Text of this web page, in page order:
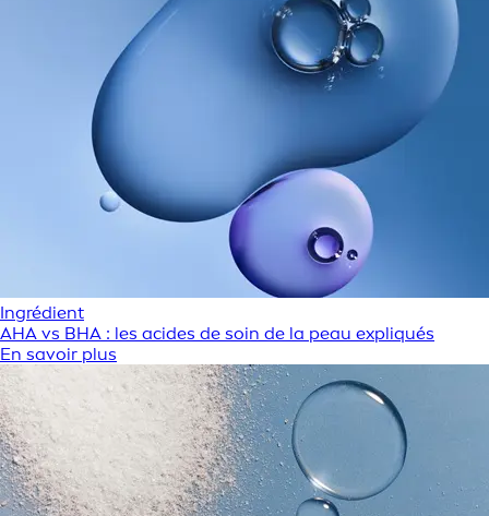
Ingrédient
AHA vs BHA : les acides de soin de la peau expliqués
En savoir plus